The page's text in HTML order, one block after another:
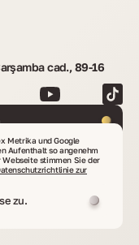
cad., 89-16
ist
Metrika und Google
Aufenthalt so angenehm
stimmen Sie der
zur
zu.